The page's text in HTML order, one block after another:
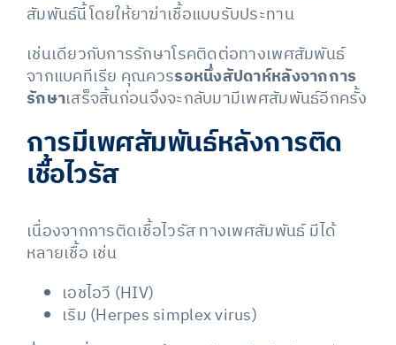
สัมพันธ์นี้โดยให้ยาฆ่าเชื้อแบบรับประทาน
เช่นเดียวกับการรักษาโรคติดต่อทางเพศสัมพันธ์
จากแบคทีเรีย คุณควรรอหนึ่งสัปดาห์หลังจากการ
รักษาเสร็จสิ้นก่อนจึงจะกลับมามีเพศสัมพันธ์อีกครั้ง
การมีเพศสัมพันธ์หลังการติด
เชื้อไวรัส
เนื่องจากการติดเชื้อไวรัส ทางเพศสัมพันธ์ มีได้
หลายเชื้อ เช่น
เอชไอวี (HIV)
เริม (Herpes simplex virus)